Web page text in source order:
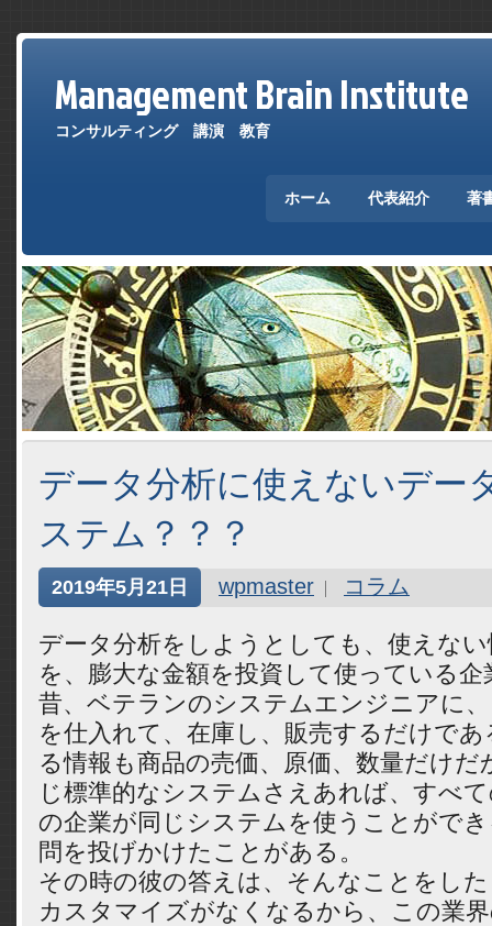
Management Brain Institute
コンサルティング 講演 教育
ホーム 代表紹介 著
データ分析に使えないデー
ステム？？？
2019年5月21日 wpmaster コラム
データ分析をしようとしても、使えな
を、膨大な金額を投資して使っている企
昔、ベテランのシステムエンジニアに
を仕入れて、在庫し、販売するだけで
る情報も商品の売価、原価、数量だけ
じ標準的なシステムさえあれば、すべ
の企業が同じシステムを使うことがで
問を投げかけたことがある。
その時の彼の答えは、そんなことをし
カスタマイズがなくなるから、この業